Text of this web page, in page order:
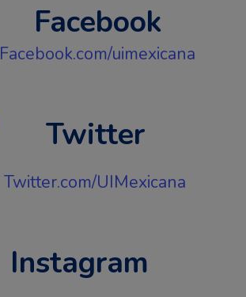
Facebook
Facebook.com/uimexicana
Twitter
Twitter.com/UIMexicana
Instagram